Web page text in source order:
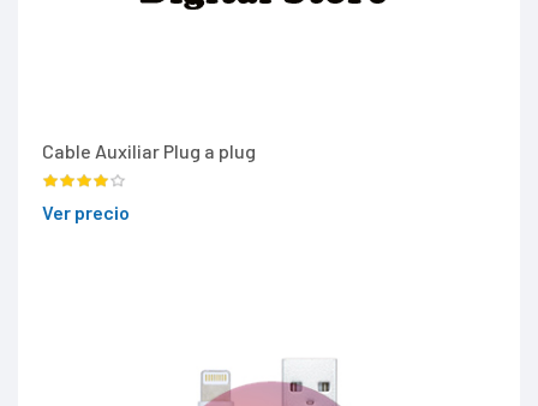
Cable Auxiliar Plug a plug
Ver precio